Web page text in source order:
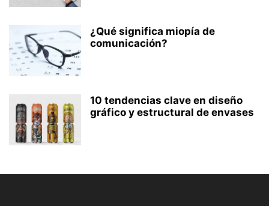
¿Qué significa miopía de
comunicación?
10 tendencias clave en diseño
gráfico y estructural de envases